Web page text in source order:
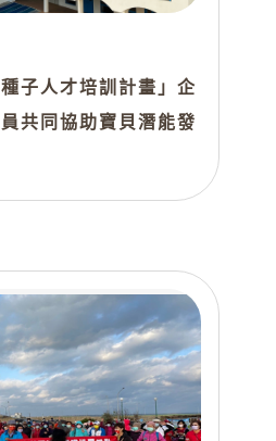
子人才培訓計畫」企
共同協助寶貝潛能發